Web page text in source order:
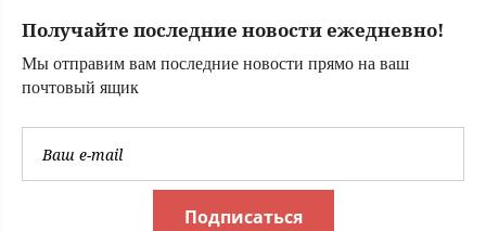
Получайте последние новости ежедневно!
Мы отправим вам последние новости прямо на ваш
почтовый ящик
Подписаться